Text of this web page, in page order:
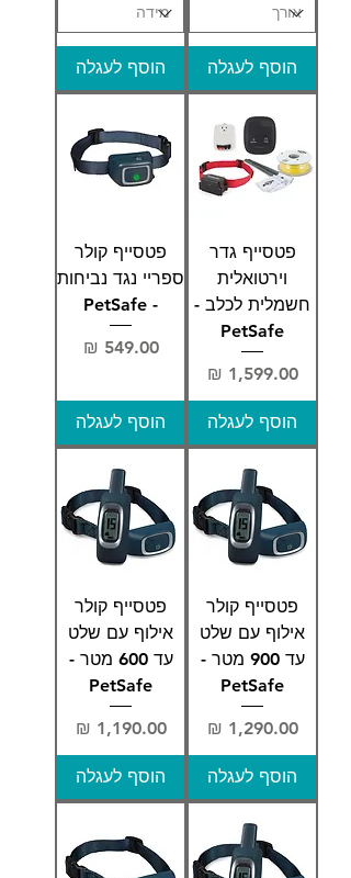
הוסף לעגלה הוסף לעגלה
פטסייף גדר
וירטואלית
חשמלית לכלב -
PetSafe
מחיר‏1,599.00 ‏₪
הוסף לעגלה
פטסייף קולר
ספריי נגד נביחות
- PetSafe
מחיר‏549.00 ‏₪
הוסף לעגלה
פטסייף קולר
אילוף עם שלט
עד 900 מטר -
PetSafe
מחיר‏1,290.00 ‏₪
הוסף לעגלה
פטסייף קולר
אילוף עם שלט
עד 600 מטר -
PetSafe
מחיר‏1,190.00 ‏₪
הוסף לעגלה